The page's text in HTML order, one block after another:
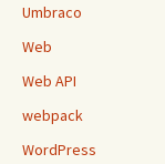
Umbraco
Web
Web API
webpack
WordPress